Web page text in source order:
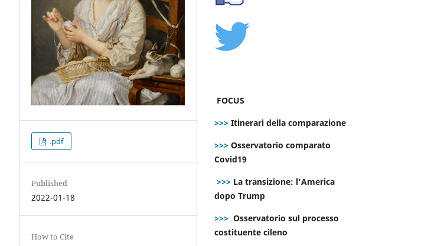
.pdf
Published
2022-01-18
How to Cite
FOCUS
>>> Itinerari della comparazione
>>> Osservatorio comparato
Covid19
>>> La transizione: l’America
dopo Trump
>>> Osservatorio sul processo
costituente cileno